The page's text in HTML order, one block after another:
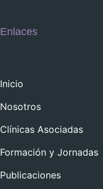
Enlaces
Inicio
Nosotros
Clínicas Asociadas
Formación y Jornadas
Publicaciones